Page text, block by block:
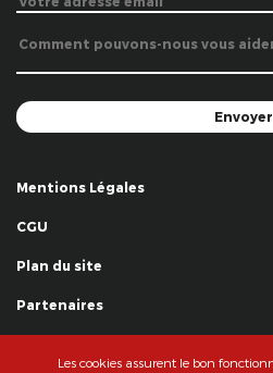
Mentions Légales
CGU
Plan du site
Partenaires
Les cookies assurent le bon